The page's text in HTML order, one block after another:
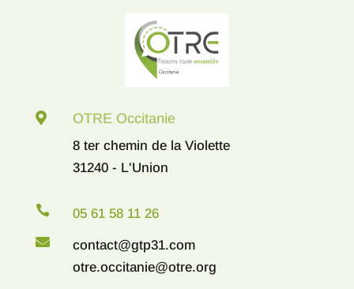
 OTRE Occitanie
8 ter chemin de la Violette
31240 - L'Union
 05 61 58 11 26

contact@gtp31.com
otre.occitanie@otre.org